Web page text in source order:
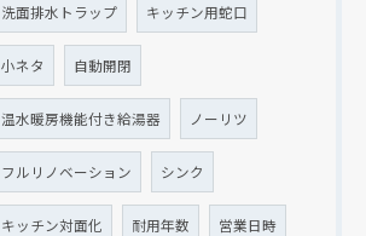
洗面排水トラップ キッチン用蛇口
小ネタ 自動開閉
温水暖房機能付き給湯器 ノーリツ
フルリノベーション シンク
キッチン対面化 耐用年数 営業日時